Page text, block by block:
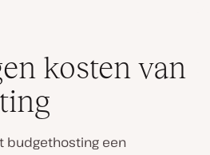
kosten van
budgethosting een